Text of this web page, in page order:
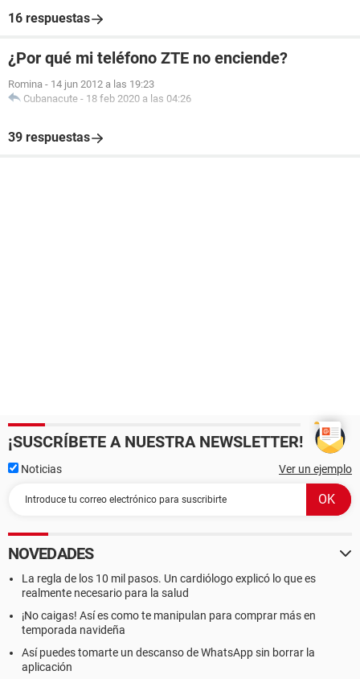
16 respuestas
¿Por qué mi teléfono ZTE no enciende?
Romina - 14 jun 2012 a las 19:23
Cubanacute - 18 feb 2020 a las 04:26
39 respuestas
¡SUSCRÍBETE A NUESTRA NEWSLETTER!
Noticias Ver un ejemplo
NOVEDADES
La regla de los 10 mil pasos. Un cardiólogo explicó lo que es
realmente necesario para la salud
¡No caigas! Así es como te manipulan para comprar más en
temporada navideña
Así puedes tomarte un descanso de WhatsApp sin borrar la
aplicación